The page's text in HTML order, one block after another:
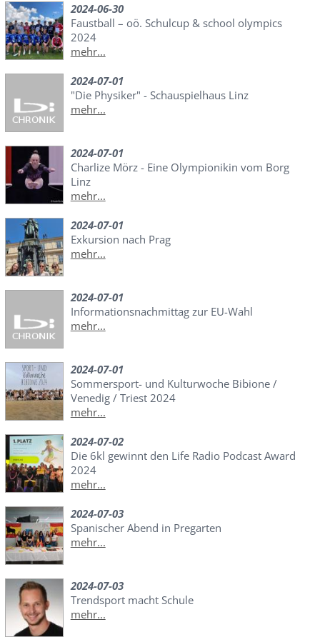
2024-06-30
Faustball – oö. Schulcup & school olympics
2024
mehr...
2024-07-01
"Die Physiker" - Schauspielhaus Linz
mehr...
2024-07-01
Charlize Mörz - Eine Olympionikin vom Borg
Linz
mehr...
2024-07-01
Exkursion nach Prag
mehr...
2024-07-01
Informationsnachmittag zur EU-Wahl
mehr...
2024-07-01
Sommersport- und Kulturwoche Bibione /
Venedig / Triest 2024
mehr...
2024-07-02
Die 6kl gewinnt den Life Radio Podcast Award
2024
mehr...
2024-07-03
Spanischer Abend in Pregarten
mehr...
2024-07-03
Trendsport macht Schule
mehr...